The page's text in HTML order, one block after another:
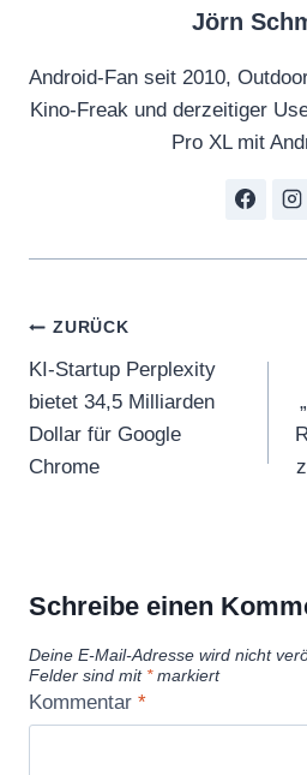
n
e
e
e
t
a
s
x
Jörn
Android-Fan seit 2010,
Kino-Freak und derzeitiger
Pro XL mit
Beitragsnavigation
ZURÜCK
KI-Startup Perplexity
bietet 34,5 Milliarden
Dollar für Google
Chrome
Schreibe einen
Deine E-Mail-Adresse wird nicht
Felder sind mit *markiert
Kommentar *